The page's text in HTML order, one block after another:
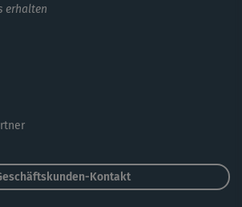
erhalten
Kontakt